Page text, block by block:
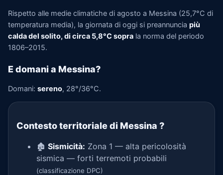
Rispetto alle medie climatiche di agosto a Messina (25,7°C di
temperatura media), la giornata di oggi si preannuncia più
calda del solito, di circa 5,8°C sopra la norma del periodo
1806–2015.
E domani a Messina?
Domani: sereno, 28°/36°C.
Contesto territoriale di Messina ?
🏚️ Sismicità: Zona 1 — alta pericolosità
sismica — forti terremoti probabili
(classificazione DPC)